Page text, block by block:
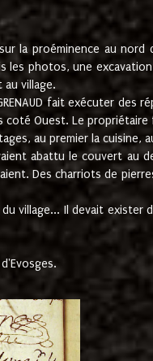
la proéminence au nord
les photos, une
village.
fait exécuter des
coté Ouest. Le propriétaire
au premier la cuisine,
abattu le couvert au
Des charriots de
village... Il devait exister